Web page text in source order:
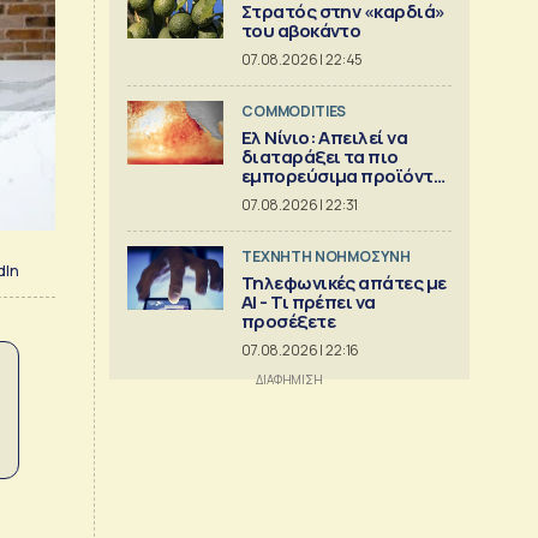
Στρατός στην «καρδιά»
του αβοκάντο
07.08.2026 | 22:45
COMMODITIES
Ελ Νίνιο: Απειλεί να
διαταράξει τα πιο
εμπορεύσιμα προϊόντα
στον κόσμο
07.08.2026 | 22:31
TΕΧΝΗΤΗ ΝΟΗΜΟΣΥΝΗ
Τηλεφωνικές απάτες με
ΑΙ - Τι πρέπει να
προσέξετε
07.08.2026 | 22:16